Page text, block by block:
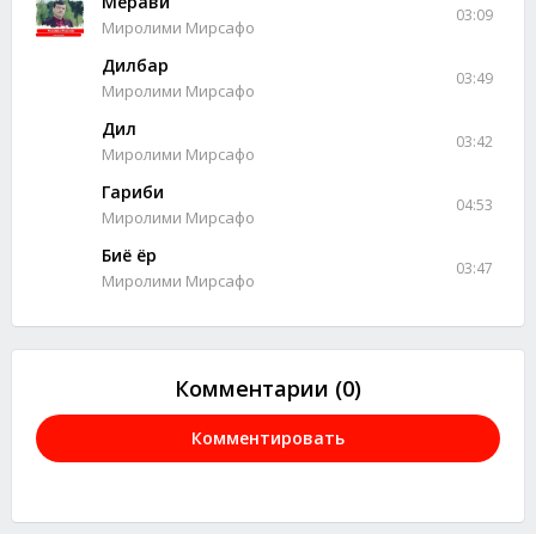
Миролими Мирсафо
03:09
Дилбар
Миролими Мирсафо
03:49
Дил
Миролими Мирсафо
03:42
Гариби
Миролими Мирсафо
04:53
Биё ёр
Миролими Мирсафо
03:47
Комментарии (0)
Комментировать